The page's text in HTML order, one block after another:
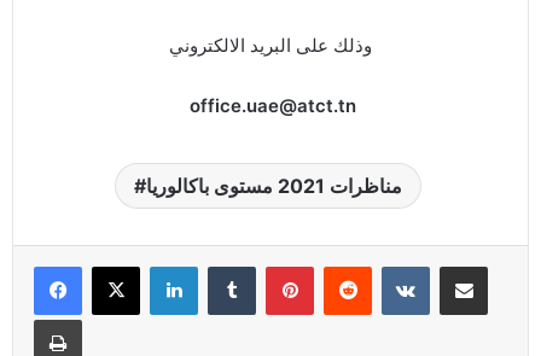
وذلك على البريد الالكتروني
office.uae@atct.tn
مناظرات 2021 مستوى باكالوريا
LinkedinTumblr PinterestReddit VKontaktePartager par email
Imprimer